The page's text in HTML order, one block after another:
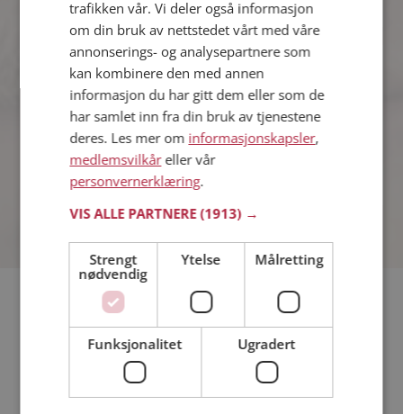
Sophey
Søker mann 31 - 48 år
Hva jobber Sophey med? Som
medlem på Møteplassen får du vite
alle mulige detaljer om de single.
Hvis du søker dating i Alta har du kommet til riktig sted. På
Møteplassen kan du bli medlem og søke blant tusenvis av
datinginteresserte single i Alta
Läs mer
trafikken vår. Vi deler også informasjon
om din bruk av nettstedet vårt med våre
annonserings- og analysepartnere som
kan kombinere den med annen
informasjon du har gitt dem eller som de
har samlet inn fra din bruk av tjenestene
deres. Les mer om informasjonskapsler,
medlemsvilkåreller vår
personvernerklæring.
VIS ALLE PARTNERE(1913) →
Strengt
nødvendig
Ytelse Målretting
Funksjonalitet Ugradert